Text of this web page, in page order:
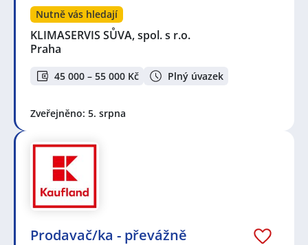
Nutně vás hledají
KLIMASERVIS SŮVA, spol. s r.o.
Praha
45 000 – 55 000 Kč Plný úvazek
Zveřejněno: 5. srpna
Prodavač/ka - převážně